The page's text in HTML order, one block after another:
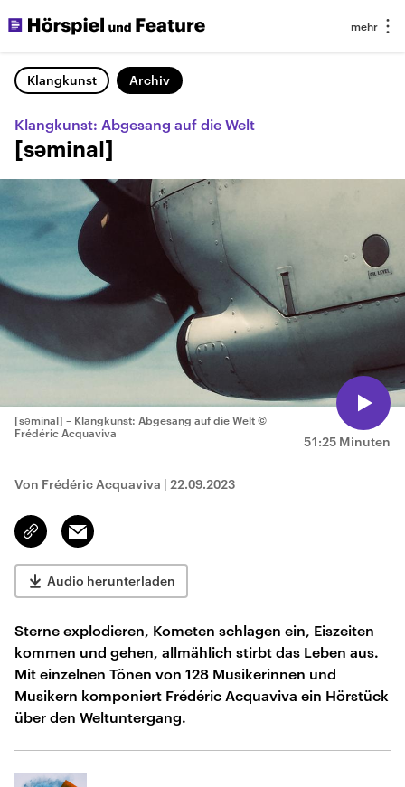
Klangkunst Archiv
Klangkunst: Abgesang auf die Welt
[səminal]
51:25 Minuten
[səminal] – Klangkunst: Abgesang auf die Welt ©
Frédéric Acquaviva
Von Frédéric Acquaviva | 22.09.2023
Link
kopieren/teilen
Email
Audio herunterladen
Sterne explodieren, Kometen schlagen ein, Eiszeiten
kommen und gehen, allmählich stirbt das Leben aus.
Mit einzelnen Tönen von 128 Musikerinnen und
Musikern komponiert Frédéric Acquaviva ein Hörstück
über den Weltuntergang.